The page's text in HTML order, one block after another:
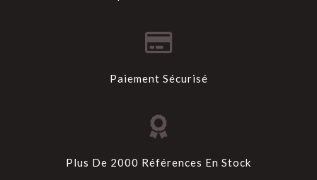
Paiement Sécurisé
Plus De 2000 Références En Stock